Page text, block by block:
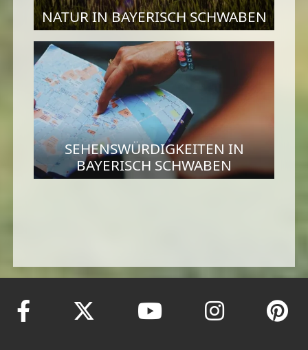
NATUR IN BAYERISCH SCHWABEN
SEHENSWÜRDIGKEITEN IN
BAYERISCH SCHWABEN